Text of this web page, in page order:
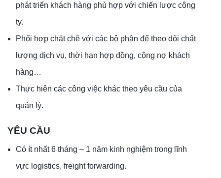
phát triển khách hàng phù hợp với chiến lược công
ty.
Phối hợp chặt chẽ với các bộ phận để theo dõi chất
lượng dịch vụ, thời hạn hợp đồng, cộng nợ khách
hàng…
Thực hiện các công việc khác theo yêu cầu của
quản lý.
YÊU CẦU
Có ít nhất 6 tháng – 1 năm kinh nghiệm trong lĩnh
vực logistics, freight forwarding.